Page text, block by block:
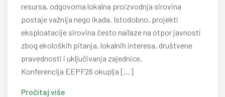
resursa, odgovorna lokalna proizvodnja sirovina
postaje važnija nego ikada. Istodobno, projekti
eksploatacije sirovina često nailaze na otpor javnosti
zbog ekoloških pitanja, lokalnih interesa, društvene
pravednosti i uključivanja zajednice.
Konferencija EEPF26 okuplja […]
Pročitaj više